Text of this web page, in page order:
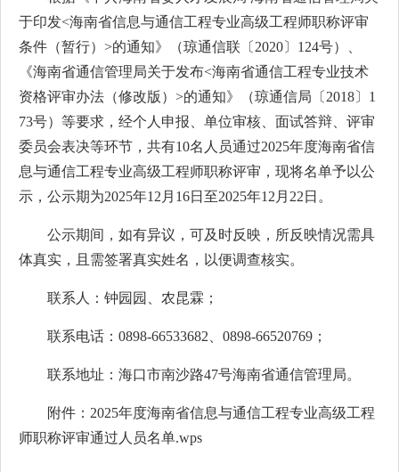
于印发<海南省信息与通信工程专业高级工程师职称评审
条件（暂行）>的通知》（琼通信联〔2020〕124号）、
《海南省通信管理局关于发布<海南省通信工程专业技术
资格评审办法（修改版）>的通知》（琼通信局〔2018〕1
73号）等要求，经个人申报、单位审核、面试答辩、评审
委员会表决等环节，共有10名人员通过2025年度海南省信
息与通信工程专业高级工程师职称评审，现将名单予以公
示，公示期为2025年12月16日至2025年12月22日。
公示期间，如有异议，可及时反映，所反映情况需具
体真实，且需签署真实姓名，以便调查核实。
联系人：钟园园、农昆霖；
联系电话：0898-66533682、0898-66520769；
联系地址：海口市南沙路47号海南省通信管理局。
附件： 2025年度海南省信息与通信工程专业高级工程
师职称评审通过人员名单.wps